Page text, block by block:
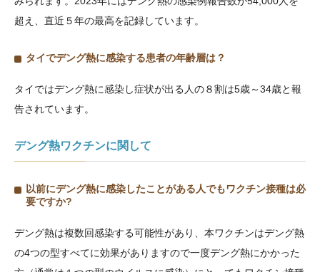
超え、直近５年の最高を記録しています。
タイでデング熱に感染する患者の年齢層は？
タイではデング熱に感染し症状が出る人の８割は5歳～34歳と報
告されています。
デング熱ワクチンに関して
以前にデング熱に感染したことがある人でもワクチン接種は必
要ですか?
デング熱は複数回感染する可能性があり、本ワクチンはデング熱
の4つの型すべてに効果がありますので一度デング熱にかかった